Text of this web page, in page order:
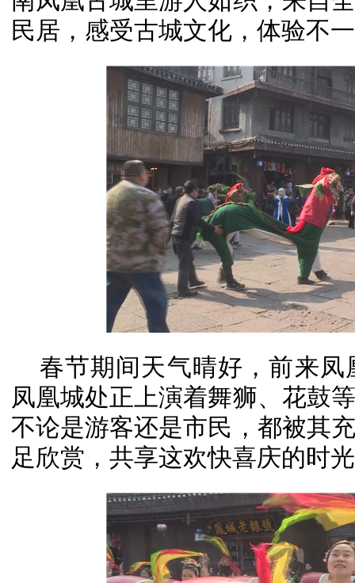
民居，感受古城文化，体验不
春节期间天气晴好，前来
凤凰城处正上演着舞狮、花鼓
不论是游客还是市民，都被其
足欣赏，共享这欢快喜庆的时